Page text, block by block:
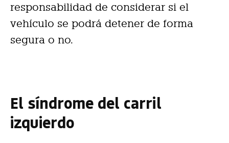
responsabilidad de considerar si el
vehículo se podrá detener de forma
segura o no.
El síndrome del carril
izquierdo